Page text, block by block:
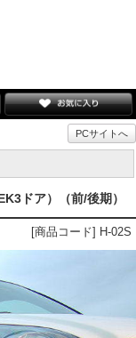
PCサイトへ
ドア）（前/後期）
[商品コード] H-02S